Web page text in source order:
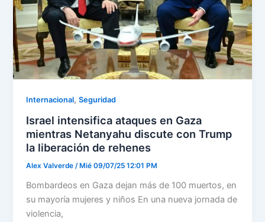
Internacional,Seguridad
Israel intensifica ataques en Gaza
mientras Netanyahu discute con Trump
la liberación de rehenes
Alex Valverde/ Mié 09/07/25 12:01 PM
Bombardeos en Gaza dejan más de 100 muertos, en
su mayoría mujeres y niños En una nueva jornada de
violencia,